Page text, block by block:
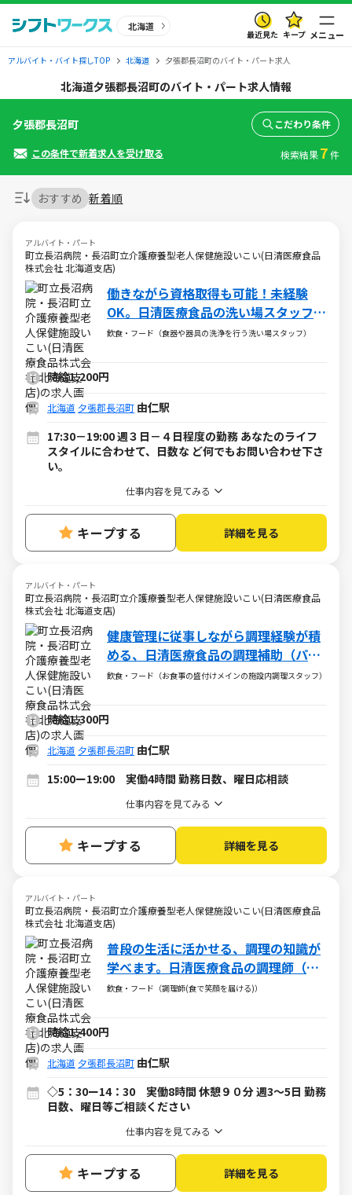
北海道
最近見た キープ メニュー
アルバイト・バイト探しTOP 北海道 夕張郡長沼町のバイト・パート求人
北海道夕張郡長沼町のバイト・パート求人情報
おすすめ 新着順
アルバイト・パート
町立長沼病院・長沼町立介護療養型老人保健施設いこい(日清医療食品
株式会社 北海道支店)
働きながら資格取得も可能！未経験
OK。日清医療食品の洗い場スタッフ
（パート・アルバイト）求人
飲食・フード（食器や器具の洗浄を行う洗い場スタッフ）
時給1,200円
北海道 夕張郡長沼町 由仁駅
17:30－19:00 週３日－４日程度の勤務 あなたのライフ
スタイルに合わせて、日数な ど何でもお問い合わせ下さ
い。
仕事内容を見てみる
キープする 詳細を見る
アルバイト・パート
町立長沼病院・長沼町立介護療養型老人保健施設いこい(日清医療食品
株式会社 北海道支店)
健康管理に従事しながら調理経験が積
める、日清医療食品の調理補助（パー
ト・アルバイト）求人
飲食・フード（お食事の盛付けメインの施設内調理スタッフ）
時給1,300円
北海道 夕張郡長沼町 由仁駅
15:00ー19:00 実働4時間 勤務日数、曜日応相談
仕事内容を見てみる
キープする 詳細を見る
アルバイト・パート
町立長沼病院・長沼町立介護療養型老人保健施設いこい(日清医療食品
株式会社 北海道支店)
普段の生活に活かせる、調理の知識が
学べます。日清医療食品の調理師（パ
ート・アルバイト求人）
飲食・フード（調理師(食で笑顔を届ける)）
時給1,400円
北海道 夕張郡長沼町 由仁駅
◇5：30ー14：30 実働8時間 休憩９０分 週3～5日 勤務
日数、曜日等ご相談ください
仕事内容を見てみる
キープする 詳細を見る
夕張郡長沼町 こだわり条件
この条件で新着求人を受け取る 検索結果7件